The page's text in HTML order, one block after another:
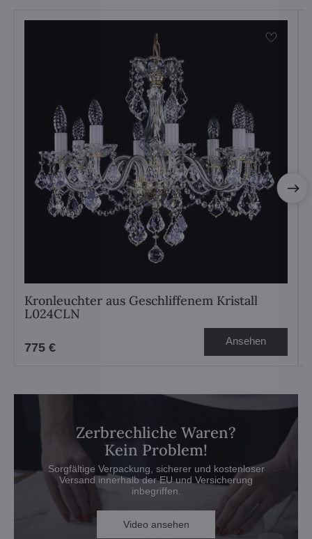
Kronleuchter aus Geschliffenem Kristall
L024CLN
775 € Ansehen
Zerbrechliche Waren?
Kein Problem!
Sorgfältige Verpackung, sicherer und kostenloser
Versand innerhalb der EU und Versicherung
inbegriffen.
Video ansehen